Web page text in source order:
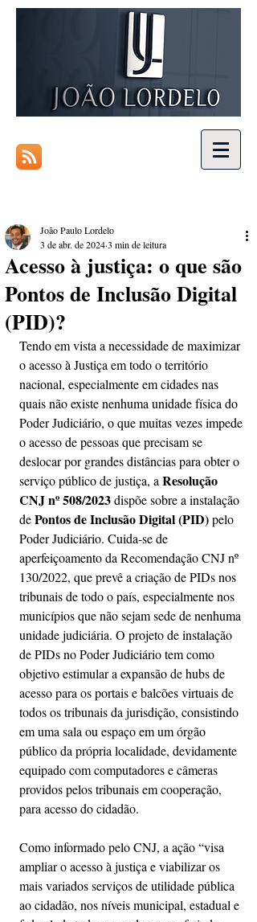
Acesso à justiça: o que são
Pontos de Inclusão Digital
(PID)?
João Paulo Lordelo
3 de abr. de 20243 min de leitura
Tendo em vista a necessidade de maximizar
o acesso à Justiça em todo o território
nacional, especialmente em cidades nas
quais não existe nenhuma unidade física do
Poder Judiciário, o que muitas vezes impede
o acesso de pessoas que precisam se
deslocar por grandes distâncias para obter o
serviço público de justiça, a Resolução
CNJ nº 508/2023 dispõe sobre a instalação
de Pontos de Inclusão Digital (PID) pelo
Poder Judiciário. Cuida-se de
aperfeiçoamento da Recomendação CNJ nº
130/2022, que prevê a criação de PIDs nos
tribunais de todo o país, especialmente nos
municípios que não sejam sede de nenhuma
unidade judiciária. O projeto de instalação
de PIDs no Poder Judiciário tem como
objetivo estimular a expansão de hubs de
acesso para os portais e balcões virtuais de
todos os tribunais da jurisdição, consistindo
em uma sala ou espaço em um órgão
público da própria localidade, devidamente
equipado com computadores e câmeras
providos pelos tribunais em cooperação,
para acesso do cidadão.
Como informado pelo CNJ, a ação “visa
ampliar o acesso à justiça e viabilizar os
mais variados serviços de utilidade pública
ao cidadão, nos níveis municipal, estadual e